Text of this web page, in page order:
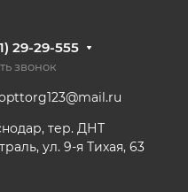
29-29-555
звонок
тер. ДНТ
ул. 9-я Тихая, 63